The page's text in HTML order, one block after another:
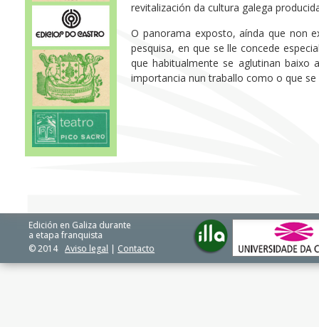
revitalización da cultura galega
O panorama exposto, aínda que non
pesquisa, en que se lle concede
que habitualmente se aglutinan baixo
importancia nun traballo como o que
Edición en Galiza durante
a etapa franquista
© 2014 Aviso legal | Contacto